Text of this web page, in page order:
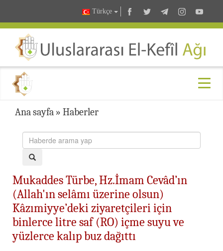
Türkçe
Ana sayfa » Haberler
Mukaddes Türbe, Hz.İmam Cevâd’ın
(Allah'ın selâmı üzerine olsun)
Kâzımiyye’deki ziyaretçileri için
binlerce litre saf (RO) içme suyu ve
yüzlerce kalıp buz dağıttı